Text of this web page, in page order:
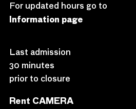
For updated hours go to
Information page
Last admission
30 minutes
prior to closure
Rent CAMERA